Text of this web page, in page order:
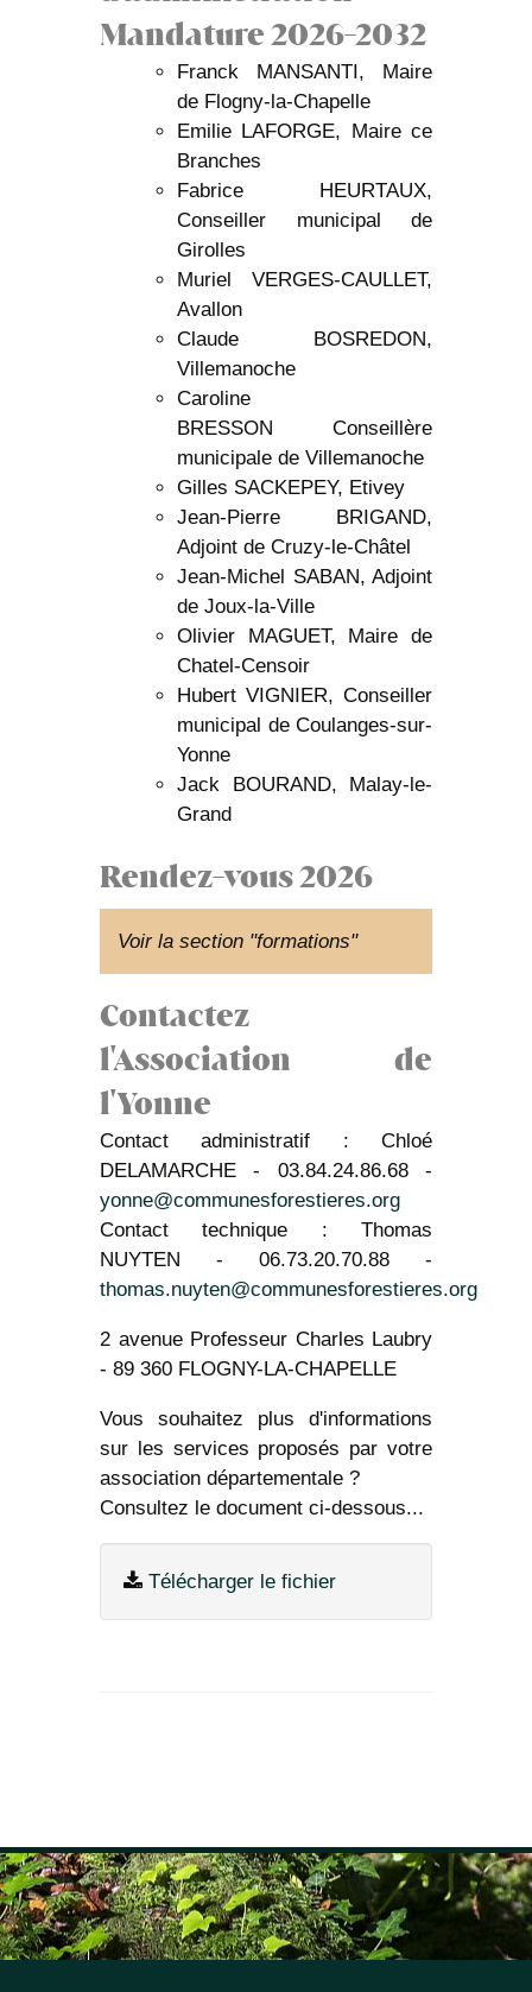
Mandature 2026-2032
Franck MANSANTI, Maire
de Flogny-la-Chapelle
Emilie LAFORGE, Maire ce
Branches
Fabrice HEURTAUX,
Conseiller municipal de
Girolles
Muriel VERGES-CAULLET,
Avallon
Claude BOSREDON,
Villemanoche
Caroline
BRESSON Conseillère
municipale de Villemanoche
Gilles SACKEPEY, Etivey
Jean-Pierre BRIGAND,
Adjoint de Cruzy-le-Châtel
Jean-Michel SABAN, Adjoint
de Joux-la-Ville
Olivier MAGUET, Maire de
Chatel-Censoir
Hubert VIGNIER, Conseiller
municipal de Coulanges-sur-
Yonne
Jack BOURAND, Malay-le-
Grand
Rendez-vous 2026
Voir la section "formations"
Contactez
l'Association de
l'Yonne
Contact administratif : Chloé
DELAMARCHE - 03.84.24.86.68 -
yonne@communesforestieres.org
Contact technique : Thomas
NUYTEN - 06.73.20.70.88 -
thomas.nuyten@communesforestieres.org
2 avenue Professeur Charles Laubry
- 89 360 FLOGNY-LA-CHAPELLE
Vous souhaitez plus d'informations
sur les services proposés par votre
association départementale ?
Consultez le document ci-dessous...
Télécharger le fichier